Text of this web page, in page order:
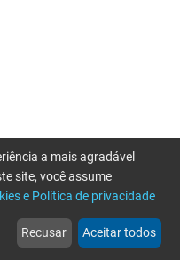
web
Notícias
more_horiz
Mais
a mais agradável
site, você assume
e Política de privacidade
Recusar Aceitar todos
tente novamente